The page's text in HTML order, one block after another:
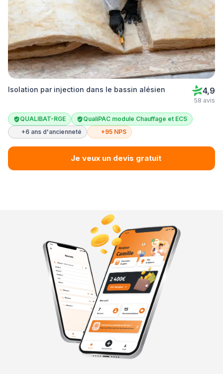
Isolation par injection dans le bassin alésien 4,9
58 avis
QUALIBAT-RGE
QualiPAC module Chauffage et ECS
+6 ans d'ancienneté
+95 NPS
Je veux un devis gratuit